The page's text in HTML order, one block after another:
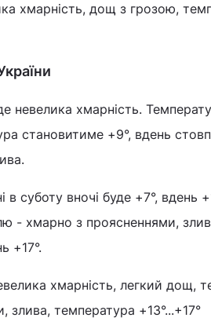
хмарність, дощ з грозою,
невелика хмарність.
становитиме +9°, вдень
суботу вночі буде +7°, вдень
- хмарно з проясненнями,
+17°.
хмарність, легкий дощ,
злива, температура +13°...+17°